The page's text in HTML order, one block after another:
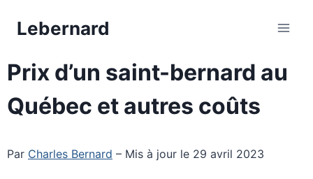
Lebernard
Prix d’un saint-bernard au
Québec et autres coûts
Par Charles Bernard – Mis à jour le 29 avril 2023